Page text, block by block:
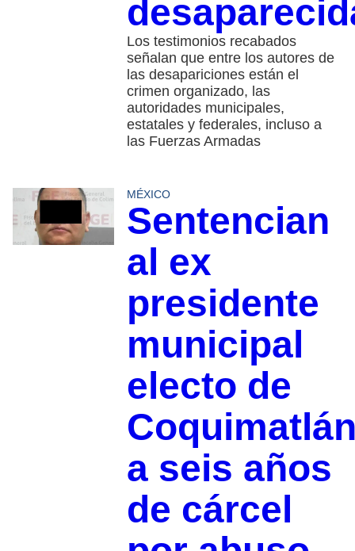
Los testimonios recabados
señalan que entre los autores de
las desapariciones están el
crimen organizado, las
autoridades municipales,
estatales y federales, incluso a
las Fuerzas Armadas
MÉXICO
Sentencian
al ex
presidente
municipal
electo de
a seis años
de cárcel